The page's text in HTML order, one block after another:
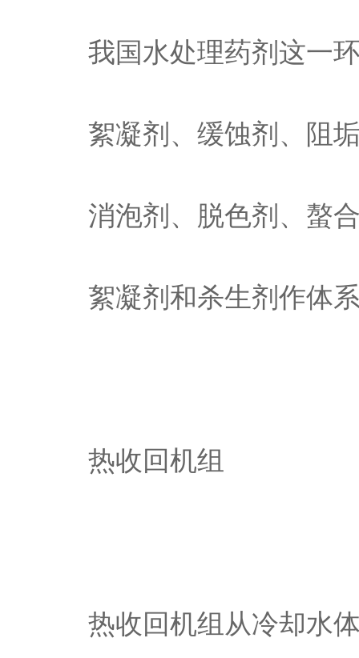
我国水处理药剂这一
絮凝剂、缓蚀剂、阻
消泡剂、脱色剂、螯
絮凝剂和杀生剂作体
热收回机组
热收回机组从冷却水